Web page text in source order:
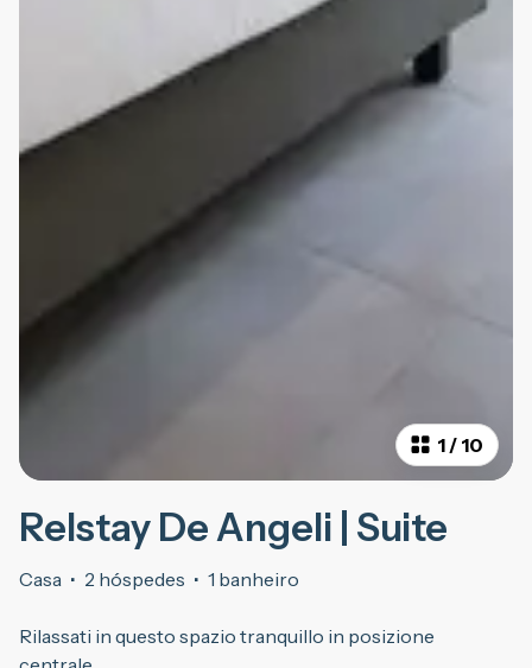
1/ 10
Relstay De Angeli | Suite
Casa · 2 hóspedes · 1 banheiro
Rilassati in questo spazio tranquillo in posizione